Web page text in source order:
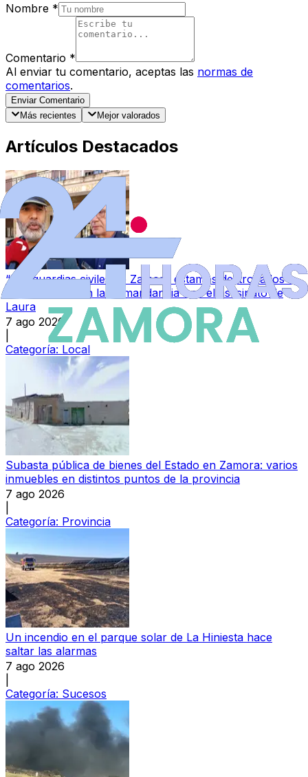
Nombre *
Comentario *
Al enviar tu comentario, aceptas las normas de
comentarios.
Enviar Comentario
Más recientes
Mejor valorados
Artículos Destacados
“Los guardias civiles de Zamora estamos destrozados”:
la conmoción en la Comandancia tras el asesinato de
Laura
7 ago 2026
Categoría: Local
Subasta pública de bienes del Estado en Zamora: varios
inmuebles en distintos puntos de la provincia
7 ago 2026
Categoría: Provincia
Un incendio en el parque solar de La Hiniesta hace
saltar las alarmas
7 ago 2026
Categoría: Sucesos